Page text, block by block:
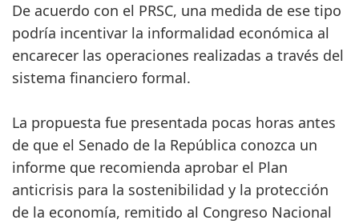
De acuerdo con el PRSC, una medida de ese tipo
podría incentivar la informalidad económica al
encarecer las operaciones realizadas a través del
sistema financiero formal.
La propuesta fue presentada pocas horas antes
de que el Senado de la República conozca un
informe que recomienda aprobar el Plan
anticrisis para la sostenibilidad y la protección
de la economía, remitido al Congreso Nacional